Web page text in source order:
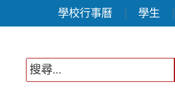
學校行事曆 學生